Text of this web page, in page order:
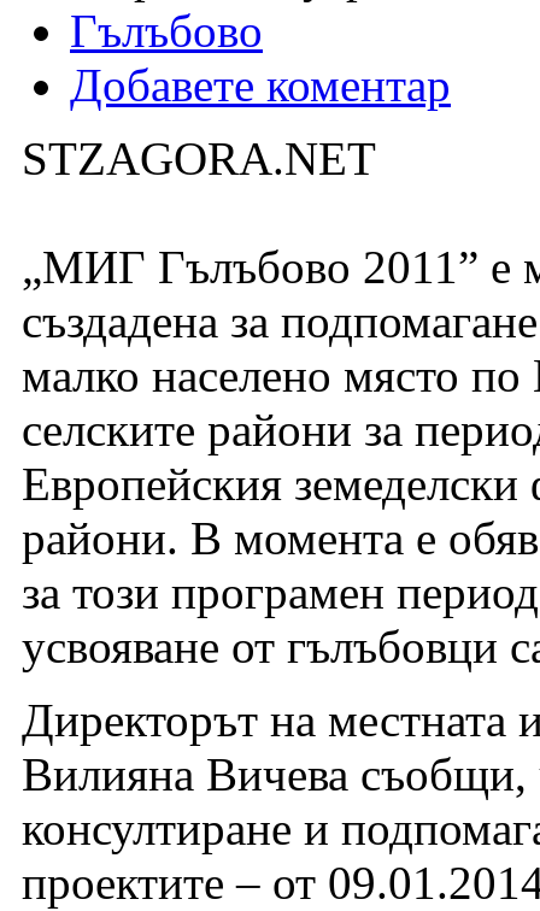
Гълъбово
Добавете коментар
STZAGORA.NET
„МИГ Гълъбово 2011” е
създадена за
малко населено място по
селските райони за
Европейския земеделски
райони. В момента е
за този програмен
усвояване от гълъбовци
Директорът на местната
Вилияна Вичева съобщи,
консултиране и
проектите – от